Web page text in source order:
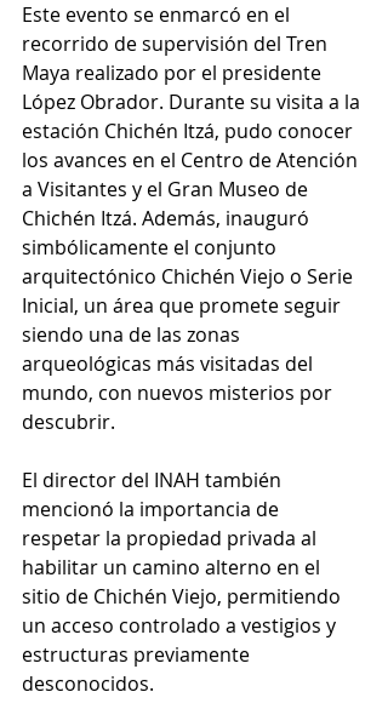
Este evento se enmarcó en el
recorrido de supervisión del Tren
Maya realizado por el presidente
López Obrador. Durante su visita a la
estación Chichén Itzá, pudo conocer
los avances en el Centro de Atención
a Visitantes y el Gran Museo de
Chichén Itzá. Además, inauguró
simbólicamente el conjunto
arquitectónico Chichén Viejo o Serie
Inicial, un área que promete seguir
siendo una de las zonas
arqueológicas más visitadas del
mundo, con nuevos misterios por
descubrir.
El director del INAH también
mencionó la importancia de
respetar la propiedad privada al
habilitar un camino alterno en el
sitio de Chichén Viejo, permitiendo
un acceso controlado a vestigios y
estructuras previamente
desconocidos.